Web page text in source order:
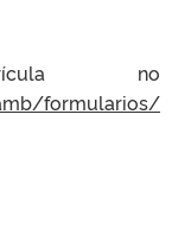
no
formularios/